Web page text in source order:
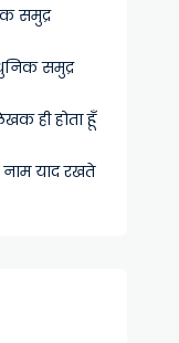
समुद्र
समुद्र
ही होता हूँ
याद रखते